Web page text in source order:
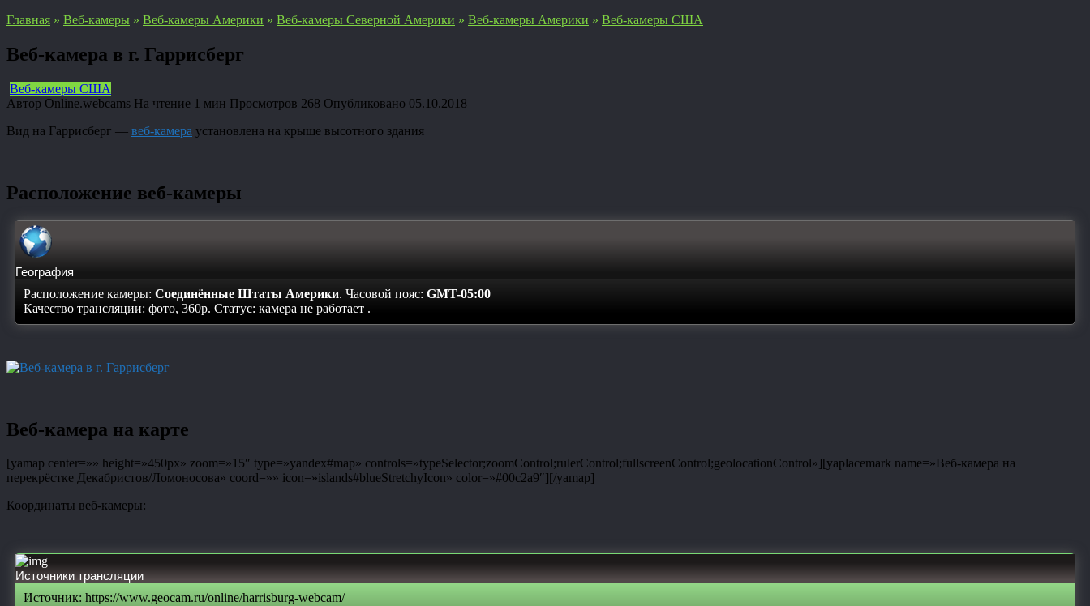
Главная » Веб-камеры » Веб-камеры Америки » Веб-камеры Северной Америки » Веб-камеры Америки » Веб-камеры США
Веб-камера в г. Гаррисберг
Веб-камеры США
Автор Online.webcams На чтение 1 мин Просмотров 268 Опубликовано 05.10.2018
Вид на Гаррисберг — веб-камера установлена на крыше высотного здания
Расположение веб-камеры
География
Расположение камеры: Соединённые Штаты Америки. Часовой пояс: GMT-05:00
Качество трансляции: фото, 360p. Статус: камера не работает .
Веб-камера на карте
[yamap center=»» height=»450px» zoom=»15″ type=»yandex#map» controls=»typeSelector;zoomControl;rulerControl;fullscreenControl;geolocationControl»][yaplacemark name=»Веб-камера на
перекрёстке Декабристов/Ломоносова» coord=»» icon=»islands#blueStretchyIcon» color=»#00c2a9″][/yamap]
Координаты веб-камеры:
Источники трансляции
Источник: https://www.geocam.ru/online/harrisburg-webcam/